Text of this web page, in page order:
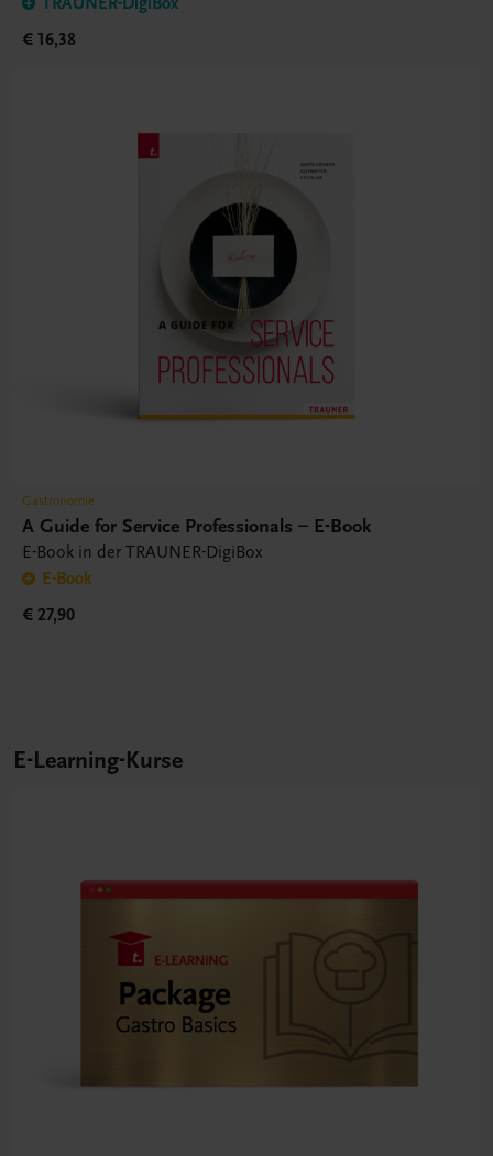
€ 16,38
Gastronomie
A Guide for Service Professionals – E-Book
E-Book in der TRAUNER-DigiBox
E-Book
€ 27,90
E-Learning-Kurse